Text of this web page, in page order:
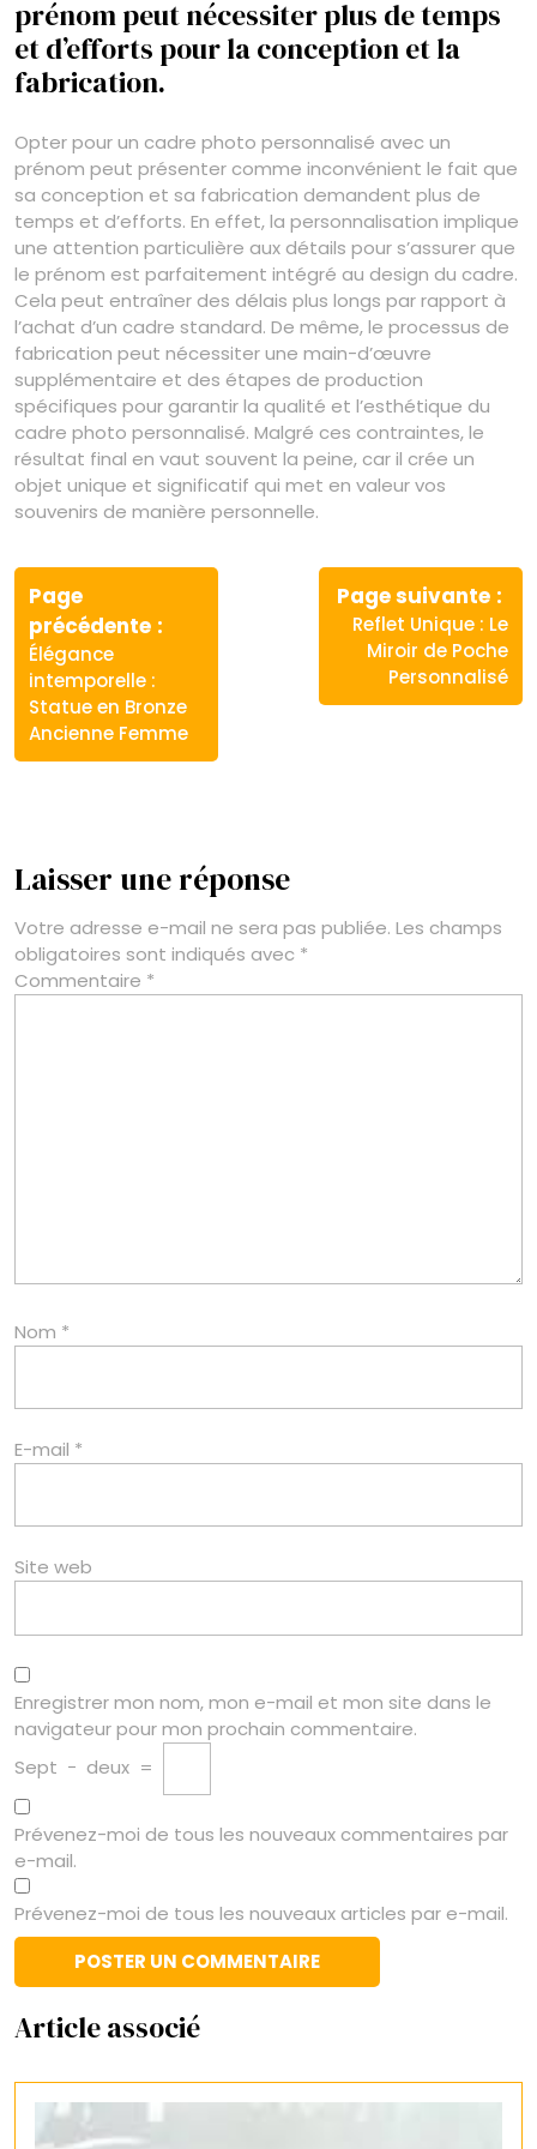
prénom peut nécessiter plus de temps
et d’efforts pour la conception et la
fabrication.
Opter pour un cadre photo personnalisé avec un
prénom peut présenter comme inconvénient le fait que
sa conception et sa fabrication demandent plus de
temps et d’efforts. En effet, la personnalisation implique
une attention particulière aux détails pour s’assurer que
le prénom est parfaitement intégré au design du cadre.
Cela peut entraîner des délais plus longs par rapport à
l’achat d’un cadre standard. De même, le processus de
fabrication peut nécessiter une main-d’œuvre
supplémentaire et des étapes de production
spécifiques pour garantir la qualité et l’esthétique du
cadre photo personnalisé. Malgré ces contraintes, le
résultat final en vaut souvent la peine, car il crée un
objet unique et significatif qui met en valeur vos
souvenirs de manière personnelle.
Navigation
de
l’article
Page
précédente
Élégance
intemporelle :
Statue en Bronze
Ancienne Femme
Page suivante
Article
suivant
Reflet Unique : Le
Miroir de Poche
Personnalisé
Laisser une réponse
Votre adresse e-mail ne sera pas publiée. Les champs
obligatoires sont indiqués avec *
Commentaire *
Nom *
E-mail *
Site web
Enregistrer mon nom, mon e-mail et mon site dans le
navigateur pour mon prochain commentaire.
Sept − deux =
Prévenez-moi de tous les nouveaux commentaires par
e-mail.
Prévenez-moi de tous les nouveaux articles par e-mail.
Article associé